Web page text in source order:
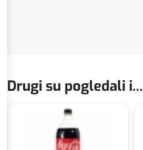
Drugi su pogledali i...